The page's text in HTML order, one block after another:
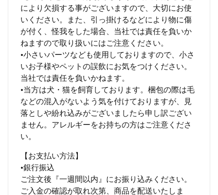
により欠損する事がございますので、大切にお使
いください。また、引っ掛けるなどにより物に傷
が付く、怪我をした場合、当社では責任を負いか
ねますので取り扱いにはご注意ください。
•小さいパーツなども使用しておりますので、小さ
いお子様やペットの誤飲にお気をつけください。
当社では責任を負いかねます。
•当方は犬・猫を飼育しております。梱包の際は毛
などの混入がないよう気を付けておりますが、見
落としや紛れ込みがございましたら申し訳ござい
ません。アレルギーをお持ちの方はご注意くださ
い。
【お支払い方法】
•銀行振込
ご注文後『一週間以内』にお振り込みください。
ご入金の確認が取れ次第、商品を配送いたしま